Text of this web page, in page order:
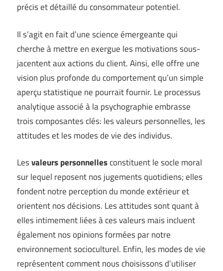
précis et détaillé du consommateur potentiel.
Il s’agit en fait d’une science émergeante qui
cherche à mettre en exergue les motivations sous-
jacentent aux actions du client. Ainsi, elle offre une
vision plus profonde du comportement qu’un simple
aperçu statistique ne pourrait fournir. Le processus
analytique associé à la psychographie embrasse
trois composantes clés: les valeurs personnelles, les
attitudes et les modes de vie des individus.
Lesvaleurs personnellesconstituent le socle moral
sur lequel reposent nos jugements quotidiens; elles
fondent notre perception du monde extérieur et
orientent nos décisions. Les attitudes sont quant à
elles intimement liées à ces valeurs mais incluent
également nos opinions formées par notre
environnement socioculturel. Enfin, les modes de vie
représentent comment nous choisissons d’utiliser